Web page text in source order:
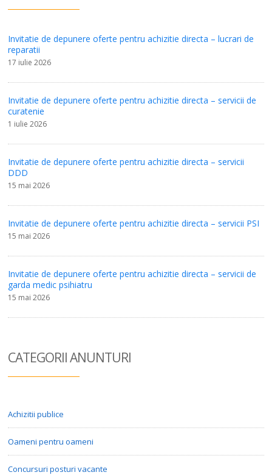
Invitatie de depunere oferte pentru achizitie directa – lucrari de
reparatii
17 iulie 2026
Invitatie de depunere oferte pentru achizitie directa – servicii de
curatenie
1 iulie 2026
Invitatie de depunere oferte pentru achizitie directa – servicii
DDD
15 mai 2026
Invitatie de depunere oferte pentru achizitie directa – servicii PSI
15 mai 2026
Invitatie de depunere oferte pentru achizitie directa – servicii de
garda medic psihiatru
15 mai 2026
CATEGORII ANUNTURI
Achizitii publice
Oameni pentru oameni
Concursuri posturi vacante